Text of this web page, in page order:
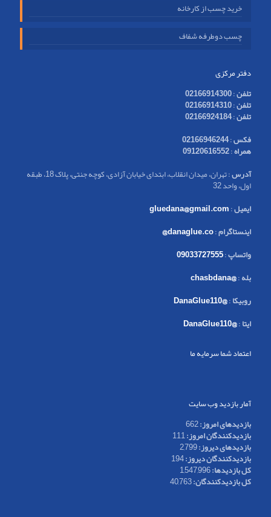
خرید چسب از کارخانه
چسب دوطرفه شفاف
دفتر مرکزی
تلفن:
02166914300
تلفن:
02166914310
تلفن:
02166924184
فکس:
02166946244
همراه:
09120616552
آدرس
: تهران، میدان انقلاب، ابتدای خیابان آزادی، کوچه جنتی، پلاک 18، طبقه
اول، واحد 32
ایمیل:
gluedana@gmail.com
اینستاگرام:
danaglue.co@
واتساپ:
09033727555
بله:
@chasbdana
روبیکا:
@DanaGlue110
ایتا:
@DanaGlue110
اعتماد شما سرمایه ما
آمار بازدید وب سایت
بازدیدهای امروز:662
بازدیدکنندگان امروز:111
بازدیدهای دیروز:2,799
بازدیدکنندگان دیروز:194
کل بازدیدها:1,547,996
کل بازدیدکنند‌گان:40,763